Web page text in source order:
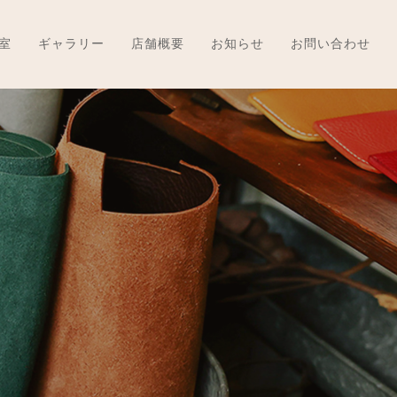
ギャラリー 店舗概要 お知らせ お問い合わせ